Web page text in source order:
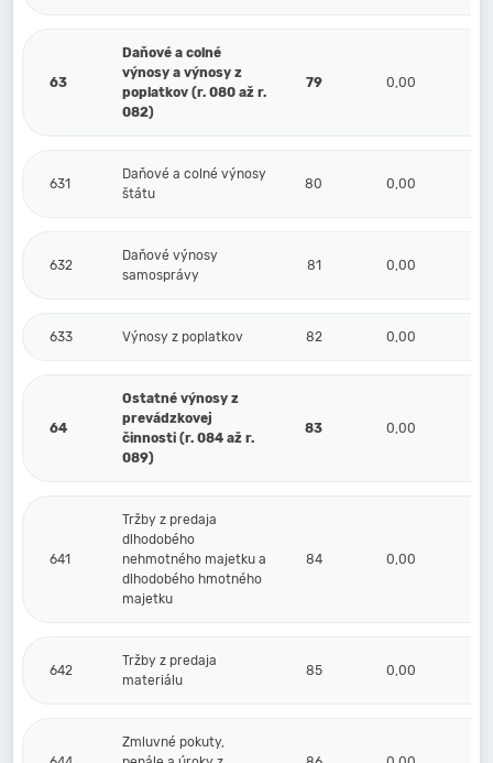
63
Daňové a colné
výnosy a výnosy z
poplatkov (r. 080 až r.
082)
79 0,00
631
Daňové a colné výnosy
štátu
80 0,00
632
Daňové výnosy
samosprávy
81 0,00
633 Výnosy z poplatkov 82 0,00
64
Ostatné výnosy z
prevádzkovej
činnosti (r. 084 až r.
089)
83 0,00
641
Tržby z predaja
dlhodobého
nehmotného majetku a
dlhodobého hmotného
majetku
84 0,00
642
Tržby z predaja
materiálu
85 0,00
Zmluvné pokuty,